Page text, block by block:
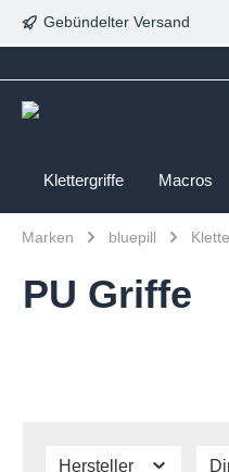
Gebündelter Versand
Klettergriffe Macros
Marken bluepill
PU Griffe
Hersteller